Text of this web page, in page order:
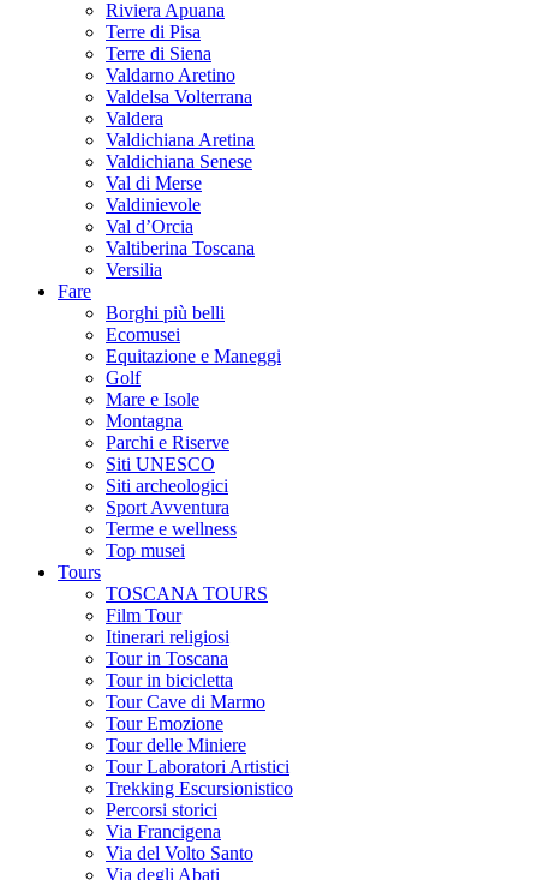
Riviera Apuana
Terre di Pisa
Terre di Siena
Valdarno Aretino
Valdelsa Volterrana
Valdera
Valdichiana Aretina
Valdichiana Senese
Val di Merse
Valdinievole
Val d’Orcia
Valtiberina Toscana
Versilia
Fare
Borghi più belli
Ecomusei
Equitazione e Maneggi
Golf
Mare e Isole
Montagna
Parchi e Riserve
Siti UNESCO
Siti archeologici
Sport Avventura
Terme e wellness
Top musei
Tours
TOSCANA TOURS
Film Tour
Itinerari religiosi
Tour in Toscana
Tour in bicicletta
Tour Cave di Marmo
Tour Emozione
Tour delle Miniere
Tour Laboratori Artistici
Trekking Escursionistico
Percorsi storici
Via Francigena
Via del Volto Santo
Via degli Abati